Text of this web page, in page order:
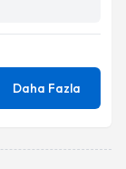
Daha Fazla